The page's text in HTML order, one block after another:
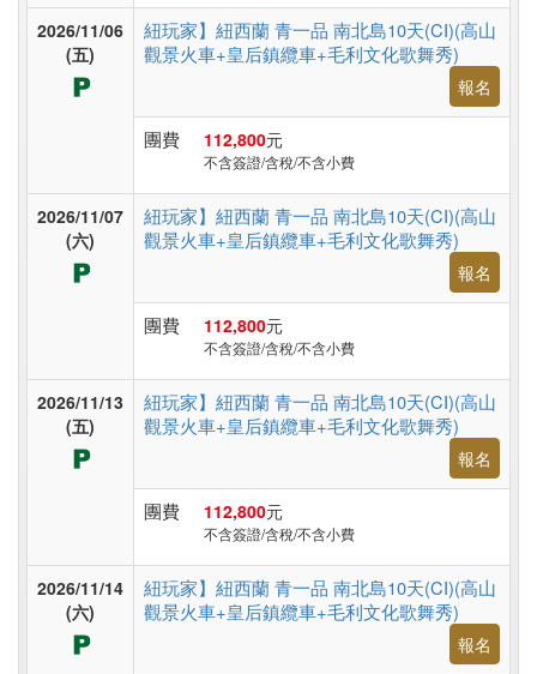
台
遊
2026/11/06
(五)
紐玩家】紐西蘭 青一品 南北島10天(CI)(高山
觀景火車+皇后鎮纜車+毛利文化歌舞秀)
報名
團費 112,800元
不含簽證/含稅/不含小費
2026/11/07
(六)
紐玩家】紐西蘭 青一品 南北島10天(CI)(高山
觀景火車+皇后鎮纜車+毛利文化歌舞秀)
報名
團費 112,800元
不含簽證/含稅/不含小費
2026/11/13
(五)
紐玩家】紐西蘭 青一品 南北島10天(CI)(高山
觀景火車+皇后鎮纜車+毛利文化歌舞秀)
報名
團費 112,800元
不含簽證/含稅/不含小費
2026/11/14
(六)
紐玩家】紐西蘭 青一品 南北島10天(CI)(高山
觀景火車+皇后鎮纜車+毛利文化歌舞秀)
報名